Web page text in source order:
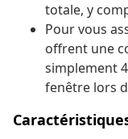
totale, y
Pour vous
offrent une
simplement
fenêtre lors